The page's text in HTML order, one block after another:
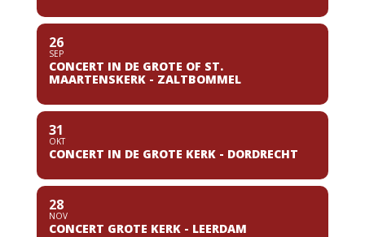
26
SEP
CONCERT IN DE GROTE OF ST.
MAARTENSKERK - ZALTBOMMEL
31
OKT
CONCERT IN DE GROTE KERK - DORDRECHT
28
NOV
CONCERT GROTE KERK - LEERDAM